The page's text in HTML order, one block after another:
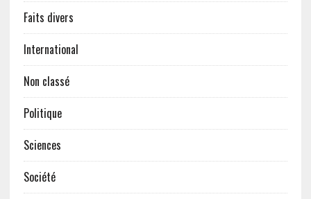
Faits divers
International
Non classé
Politique
Sciences
Société